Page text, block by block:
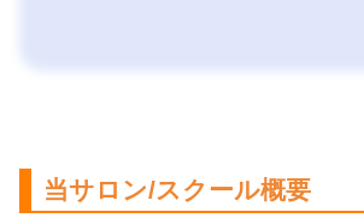
当サロン/スクール概要